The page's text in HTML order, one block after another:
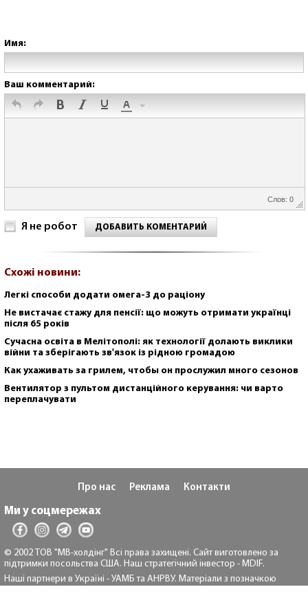
Имя:
Ваш комментарий:
Слов: 0
Я не робот ДОБАВИТЬ КОМЕНТАРИЙ
Схожі новини:
Легкі способи додати омега-3 до раціону
Не вистачає стажу для пенсії: що можуть отримати українці
після 65 років
Сучасна освіта в Мелітополі: як технології долають виклики
війни та зберігають зв'язок із рідною громадою
Как ухаживать за грилем, чтобы он прослужил много сезонов
Вентилятор з пультом дистанційного керування: чи варто
переплачувати
Про нас Реклама Контакти
Ми у соцмережах
© 2002 ТОВ "МВ-холдінг" Всі права захищені. Сайт виготовлено за
підтримки посольства США. Наш стратегічний інвестор - MDIF.
Наші партнери в Україні - УАМБ та АНРВУ. Матеріали з позначкою